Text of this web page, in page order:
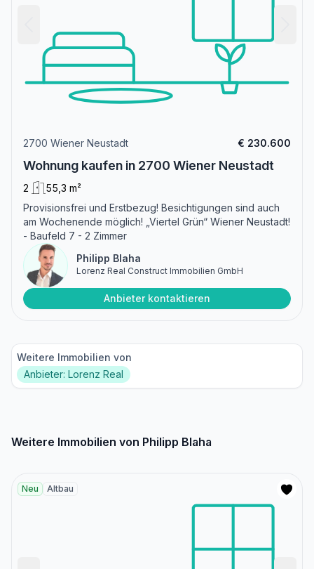
2700 Wiener Neustadt € 230.600
Wohnung kaufen in 2700 Wiener Neustadt
2
55,3 m²
Provisionsfrei und Erstbezug! Besichtigungen sind auch
am Wochenende möglich! „Viertel Grün“ Wiener Neustadt!
- Baufeld 7 - 2 Zimmer
Philipp Blaha
Lorenz Real Construct Immobilien GmbH
Anbieter kontaktieren
Weitere Immobilien von
Anbieter: Lorenz Real
Weitere Immobilien von Philipp Blaha
Neu Altbau